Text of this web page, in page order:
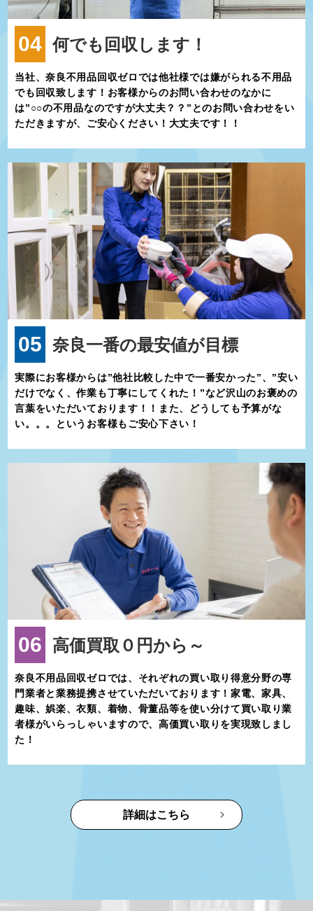
04 何でも回収します！
当社、奈良不用品回収ゼロでは他社様では嫌がられる不用品
でも回収致します！お客様からのお問い合わせのなかに
は”○○の不用品なのですが大丈夫？？”とのお問い合わせをい
ただきますが、ご安心ください！大丈夫です！！
05 奈良一番の最安値が目標
実際にお客様からは”他社比較した中で一番安かった”、”安い
だけでなく、作業も丁寧にしてくれた！”など沢山のお褒めの
言葉をいただいております！！また、どうしても予算がな
い。。。というお客様もご安心下さい！
06 高価買取０円から～
奈良不用品回収ゼロでは、それぞれの買い取り得意分野の専
門業者と業務提携させていただいております！家電、家具、
趣味、娯楽、衣類、着物、骨董品等を使い分けて買い取り業
者様がいらっしゃいますので、高価買い取りを実現致しまし
た！
詳細はこちら